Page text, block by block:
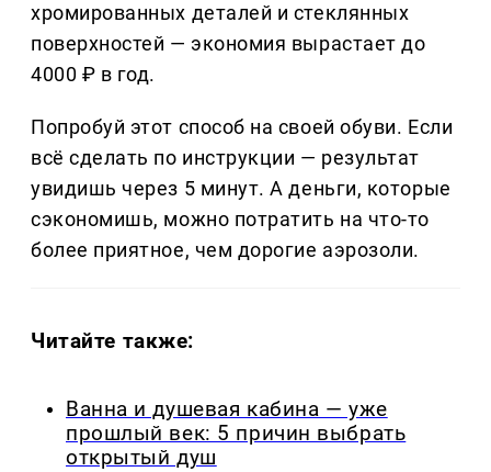
хромированных деталей и стеклянных
поверхностей — экономия вырастает до
4000 ₽ в год.
Попробуй этот способ на своей обуви. Если
всё сделать по инструкции — результат
увидишь через 5 минут. А деньги, которые
сэкономишь, можно потратить на что-то
более приятное, чем дорогие аэрозоли.
Читайте также:
Ванна и душевая кабина — уже
прошлый век: 5 причин выбрать
открытый душ